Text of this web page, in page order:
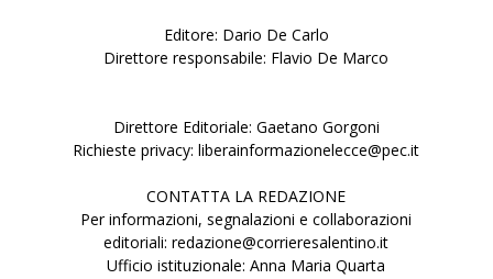
Editore: Dario De Carlo
Direttore responsabile: Flavio De Marco
Direttore Editoriale: Gaetano Gorgoni
Richieste privacy: liberainformazionelecce@pec.it
CONTATTA LA REDAZIONE
Per informazioni, segnalazioni e collaborazioni
editoriali: redazione@corrieresalentino.it
Ufficio istituzionale: Anna Maria Quarta